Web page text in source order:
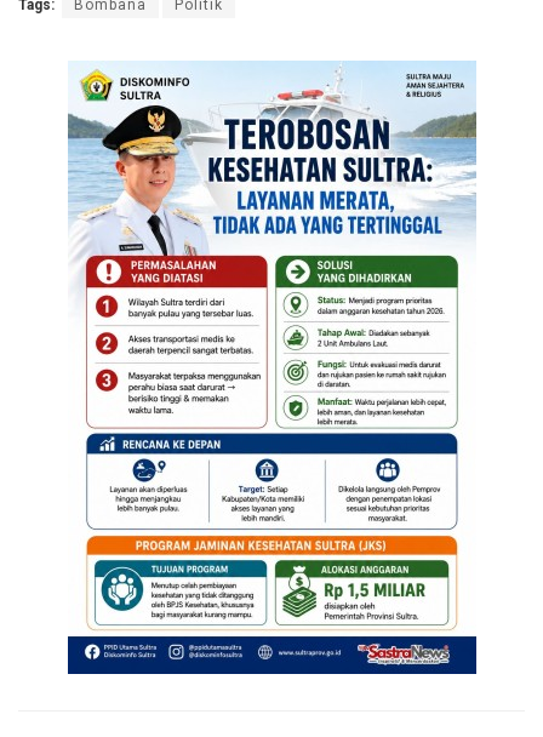
Tags: Bombana Politik